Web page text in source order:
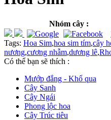
Nhóm cây :
Tags: Hoa Sim,hoa sim tím,cây
nương,cương nhẫm,dương lê,
Có thể bạn sẽ thích :
Mướp đắng - Khổ qua
Cây Sanh
Cây Ngái
Phong lộc hoa
Cây Trúc tiêu